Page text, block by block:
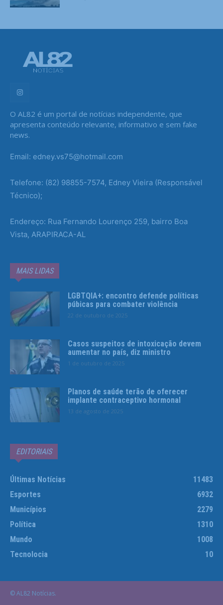
O AL82 é um portal de notícias independente, que
apresenta conteúdo relevante, informativo e sem fake
news.
Email: edney.vs75@hotmail.com
Telefone: (82) 98855-7574, Edney Vieira (Responsável
Técnico);
Endereço: Rua Fernando Lourenço 259, bairro Boa
Vista, ARAPIRACA-AL
MAIS LIDAS
LGBTQIA+: encontro defende políticas
púbicas para combater violência
22 de outubro de 2025
Casos suspeitos de intoxicação devem
aumentar no país, diz ministro
1 de outubro de 2025
Planos de saúde terão de oferecer
implante contraceptivo hormonal
13 de agosto de 2025
EDITORIAIS
Últimas Notícias
11483
Esportes
6932
Municípios
2279
Política
1310
Mundo
1008
Tecnolocia
10
© AL82 Notícias.